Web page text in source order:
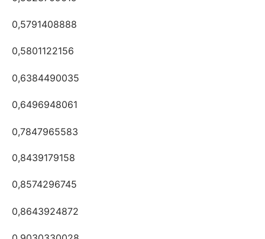
0,5791408888
0,5801122156
0,6384490035
0,6496948061
0,7847965583
0,8439179158
0,8574296745
0,8643924872